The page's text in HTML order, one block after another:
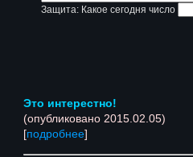
Защита: Какое сегодня число
Это интерестно!
(опубликовано 2015.02.05)
[подробнее]